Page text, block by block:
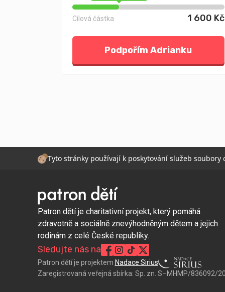
Cílová částka 1 600 Kč
Podpořím Adrianku
Tyto stránky používají k poskytování služeb
Patron dětí je charitativní projekt, který pomáhá
zdravotně a sociálně znevýhodněným dětem a jejich
rodinám z celé České republiky.
Sledujte nás na
Patron dětí je projektem Nadace Sirius
Zaregistrovaná veřejná sbírka: Sp. zn. S–MHMP/836092/